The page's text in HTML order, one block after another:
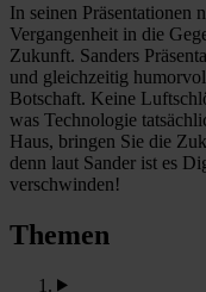
In seinen Präsentationen
Vergangenheit in die
Zukunft. Sanders
und gleichzeitig
Botschaft. Keine
was Technologie
Haus, bringen Sie die
denn laut Sander ist es
verschwinden!
Themen